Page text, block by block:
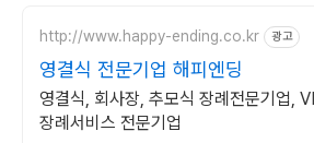
http://www.happy-ending.co.kr 광고
영결식 전문기업 해피엔딩
영결식, 회사장, 추모식 장례전문기업,
장례서비스 전문기업